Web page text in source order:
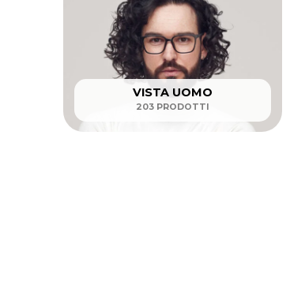
VISTA UOMO
203 PRODOTTI